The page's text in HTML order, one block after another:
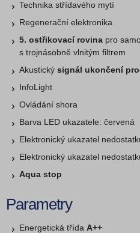
Technika střídavého mytí
Regenerační elektronika
5. ostřikovací rovina pro
s trojnásobně vlnitým filtrem
Akustický signál ukončení
InfoLight
Ovládání shora
Barva LED ukazatele: červená
Elektronický ukazatel
Elektronický ukazatel
Aqua stop
Parametry
Energetická třída A++